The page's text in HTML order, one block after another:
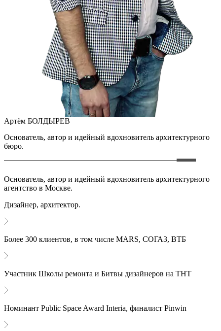
Артём БОЛДЫРЕВ
Основатель, автор и идейный вдохновитель архитектурного
бюро.
Основатель, автор и идейный вдохновитель архитектурного
агентство в Москве.
Дизайнер, архитектор.
Более 300 клиентов, в том числе MARS, СОГАЗ, ВТБ
Участник Школы ремонта и Битвы дизайнеров на ТНТ
Номинант Public Space Award Interia, финалист Pinwin